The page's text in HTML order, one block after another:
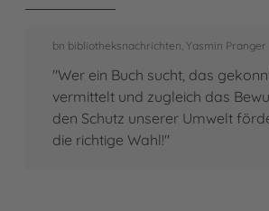
bn bibliotheksnachrichten, Yasmin Pranger
"Wer ein Buch sucht, das
vermittelt und zugleich das
den Schutz unserer Umwelt
die richtige Wahl!"